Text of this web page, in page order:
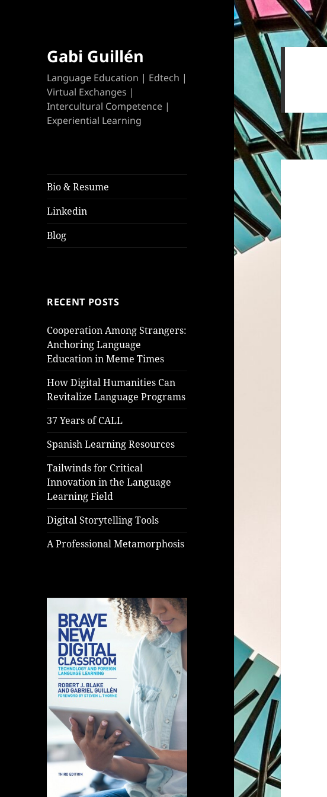
Gabi Guillén
Language Education | Edtech |
Virtual Exchanges |
Intercultural Competence |
Experiential Learning
Bio & Resume
Linkedin
Blog
RECENT POSTS
Cooperation Among Strangers:
Anchoring Language
Education in Meme Times
How Digital Humanities Can
Revitalize Language Programs
37 Years of CALL
Spanish Learning Resources
Tailwinds for Critical
Innovation in the Language
Learning Field
Digital Storytelling Tools
A Professional Metamorphosis